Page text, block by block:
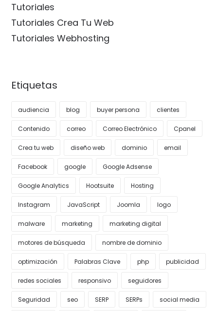
Tutoriales
Tutoriales Crea Tu Web
Tutoriales Webhosting
Etiquetas
audiencia blog buyer persona clientes
Contenido correo Correo Electrónico Cpanel
Crea tu web diseño web dominio email
Facebook google Google Adsense
Google Analytics Hootsuite Hosting
Instagram JavaScript Joomla logo
malware marketing marketing digital
motores de búsqueda nombre de dominio
optimización Palabras Clave php publicidad
redes sociales responsivo seguidores
Seguridad seo SERP SERPs social media